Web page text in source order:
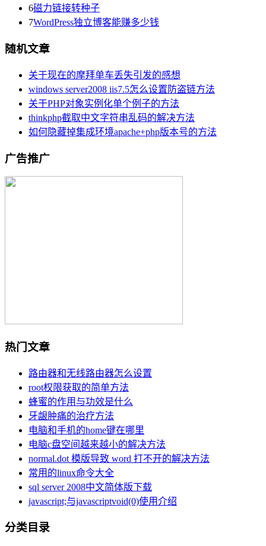
6磁力链接转种子
7WordPress独立博客能赚多少钱
随机文章
关于现在的摩拜单车丢失引发的感想
windows server2008 iis7.5怎么设置防盗链方法
关于PHP对象实例化单个例子的方法
thinkphp截取中文字符串乱码的解决方法
如何隐藏掉集成环境apache+php版本号的方法
广告推广
热门文章
路由器和无线路由器怎么设置
root权限获取的简单方法
蜂蜜的作用与功效是什么
牙龈肿痛的治疗方法
电脑和手机的home键在哪里
电脑c盘空间越来越小的解决方法
normal.dot 模版导致 word 打不开的解决方法
常用的linux命令大全
sql server 2008中文简体版下载
javascript;与javascriptvoid(0)使用介绍
分类目录